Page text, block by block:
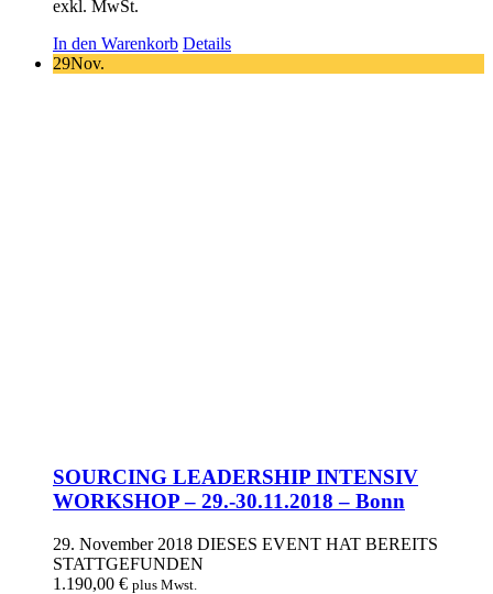
exkl. MwSt.
In den Warenkorb Details
29Nov.
SOURCING LEADERSHIP INTENSIV
WORKSHOP – 29.-30.11.2018 – Bonn
29. November 2018 DIESES EVENT HAT BEREITS
STATTGEFUNDEN
1.190,00 € plus Mwst.